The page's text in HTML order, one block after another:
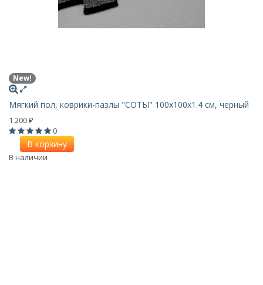
New!
Мягкий пол, коврики-пазлы "СОТЫ" 100х100x1.4 см, черный
1 200 ₽
0
В корзину
В наличии